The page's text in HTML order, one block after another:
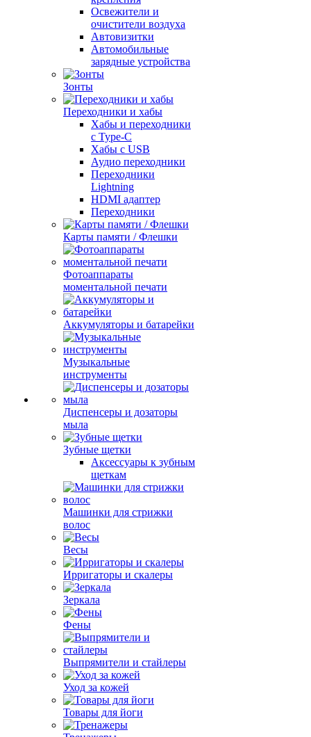
Освежители и
очистители воздуха
Автовизитки
Автомобильные
зарядные устройства
Зонты
Переходники и хабы
Хабы и переходники
с Type-C
Хабы с USB
Аудио переходники
Переходники
Lightning
HDMI адаптер
Переходники
Карты памяти / Флешки
Фотоаппараты
моментальной печати
Аккумуляторы и батарейки
Музыкальные
инструменты
Диспенсеры и дозаторы
мыла
Зубные щетки
Аксессуары к зубным
щеткам
Машинки для стрижки
волос
Весы
Ирригаторы и скалеры
Зеркала
Фены
Выпрямители и стайлеры
Уход за кожей
Товары для йоги